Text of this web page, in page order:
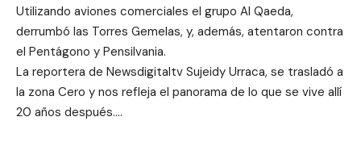
Utilizando aviones comerciales el grupo Al Qaeda,
derrumbó las Torres Gemelas, y, además, atentaron contra
el Pentágono y Pensilvania.
La reportera de Newsdigitaltv Sujeidy Urraca, se trasladó a
la zona Cero y nos refleja el panorama de lo que se vive allí
20 años después….